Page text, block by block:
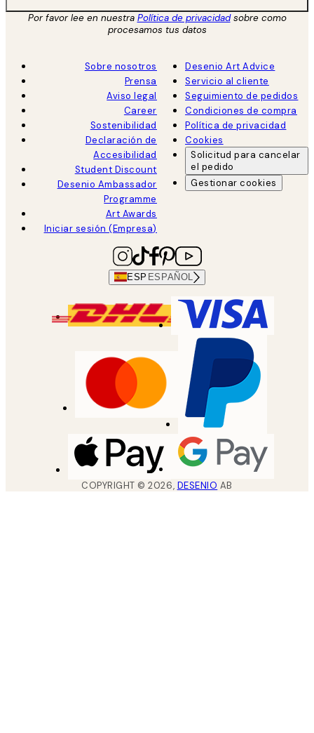
Por favor lee en nuestra Política de privacidadsobre como
procesamos tus datos
Sobre nosotros
Prensa
Aviso legal
Career
Sostenibilidad
Declaración de
Accesibilidad
Student Discount
Desenio Ambassador
Programme
Art Awards
Iniciar sesión (Empresa)
Desenio Art Advice
Servicio al cliente
Seguimiento de pedidos
Condiciones de compra
Política de privacidad
Cookies
Solicitud para cancelar
el pedido
Gestionar cookies
ESP ESPAÑOL
COPYRIGHT ©2026, DESENIO AB